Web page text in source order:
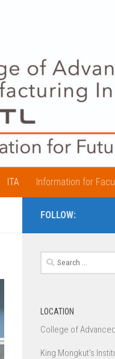
ITA Information for
FOLLOW:
Search
for:
LOCATION
College of
King Mongkut’s